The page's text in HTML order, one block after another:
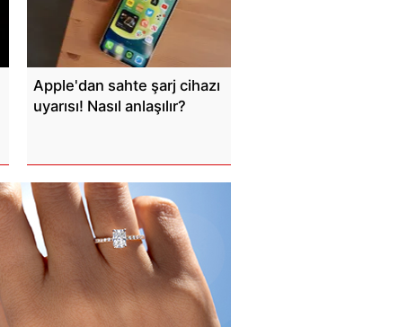
Apple'dan sahte şarj cihazı
uyarısı! Nasıl anlaşılır?